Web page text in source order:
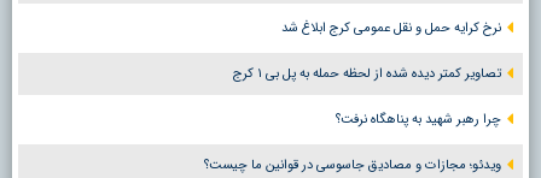
نرخ کرایه حمل و نقل عمومی کرج ابلاغ شد
تصاویر کمتر دیده شده از لحظه حمله به پل بی ۱ کرج
چرا رهبر شهید به پناهگاه نرفت؟
ویدئو؛ مجازات و مصادیق جاسوسی در قوانین ما چیست؟